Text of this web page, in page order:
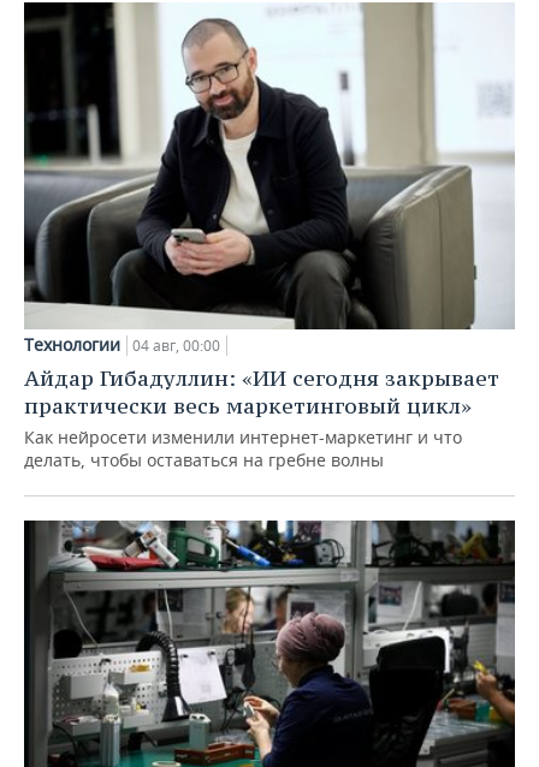
Технологии 04 авг, 00:00
Айдар Гибадуллин: «ИИ сегодня закрывает
практически весь маркетинговый цикл»
Как нейросети изменили интернет-маркетинг и что
делать, чтобы оставаться на гребне волны